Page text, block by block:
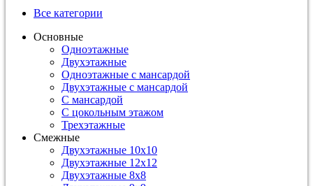
Все категории
Основные
Одноэтажные
Двухэтажные
Одноэтажные с мансардой
Двухэтажные с мансардой
С мансардой
С цокольным этажом
Трехэтажные
Смежные
Двухэтажные 10х10
Двухэтажные 12х12
Двухэтажные 8х8